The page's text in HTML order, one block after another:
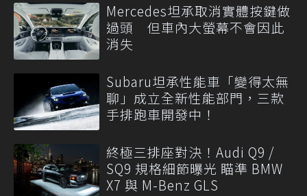
Mercedes坦承取消實體按鍵做
過頭 但車內大螢幕不會因此
消失
Subaru坦承性能車「變得太無
聊」成立全新性能部門，三款
手排跑車開發中！
終極三排座對決！Audi Q9 /
SQ9 規格細節曝光 瞄準 BMW
X7 與 M-Benz GLS